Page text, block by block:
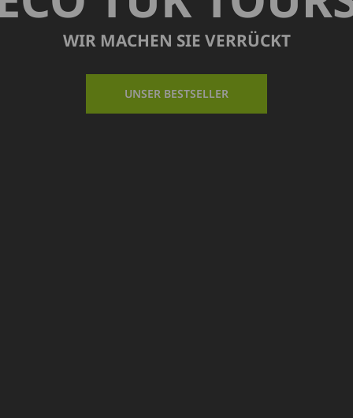
WIR MACHEN SIE VERRÜCKT
UNSER BESTSELLER